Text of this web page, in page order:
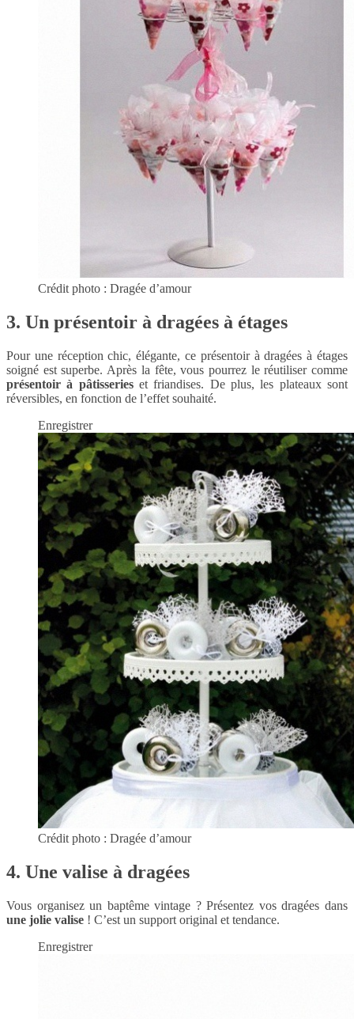
Crédit photo : Dragée d’amour
3. Un présentoir à dragées à étages
Pour une réception chic, élégante, ce présentoir à dragées à étages
soigné est superbe. Après la fête, vous pourrez le réutiliser comme
présentoir à pâtisserieset friandises. De plus, les plateaux sont
réversibles, en fonction de l’effet souhaité.
Enregistrer
Crédit photo : Dragée d’amour
4. Une valise à dragées
Vous organisez un baptême vintage ? Présentez vos dragées dans
une jolie valise ! C’est un support original et tendance.
Enregistrer